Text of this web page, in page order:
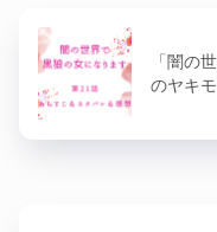
「闇の
のヤキ